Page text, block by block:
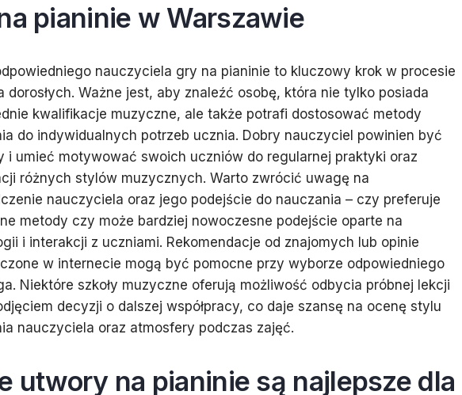
pianinie w Warszawie
nauczyciela gry na pianinie to kluczowy krok w procesie
dorosłych. Ważne jest, aby znaleźć osobę, która nie tylko posiada
kwalifikacje muzyczne, ale także potrafi dostosować metody
do indywidualnych potrzeb ucznia. Dobry nauczyciel powinien być
i umieć motywować swoich uczniów do regularnej praktyki oraz
różnych stylów muzycznych. Warto zwrócić uwagę na
nauczyciela oraz jego podejście do nauczania – czy preferuje
metody czy może bardziej nowoczesne podejście oparte na
i interakcji z uczniami. Rekomendacje od znajomych lub opinie
w internecie mogą być pomocne przy wyborze odpowiedniego
Niektóre szkoły muzyczne oferują możliwość odbycia próbnej lekcji
decyzji o dalszej współpracy, co daje szansę na ocenę stylu
nauczyciela oraz atmosfery podczas zajęć.
utwory na pianinie są najlepsze dla